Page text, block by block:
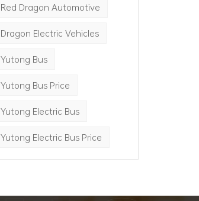
Red Dragon Automotive
Dragon Electric Vehicles
Yutong Bus
Yutong Bus Price
Yutong Electric Bus
Yutong Electric Bus Price